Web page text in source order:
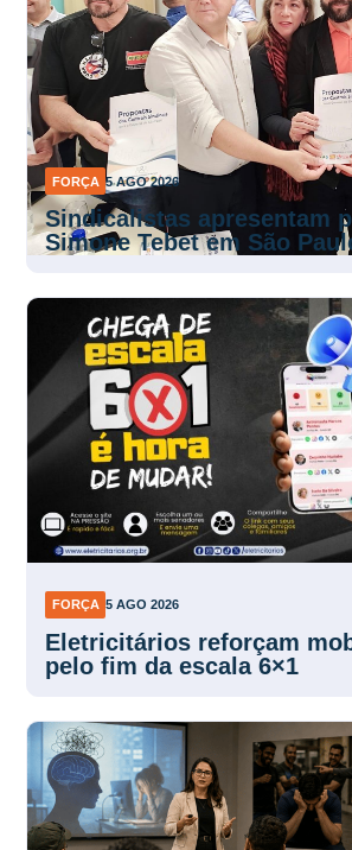
FORÇA 5 AGO 2026
Sindicalistas apresentam
Simone Tebet em São
FORÇA 5 AGO 2026
Eletricitários reforçam
pelo fim da escala 6×1